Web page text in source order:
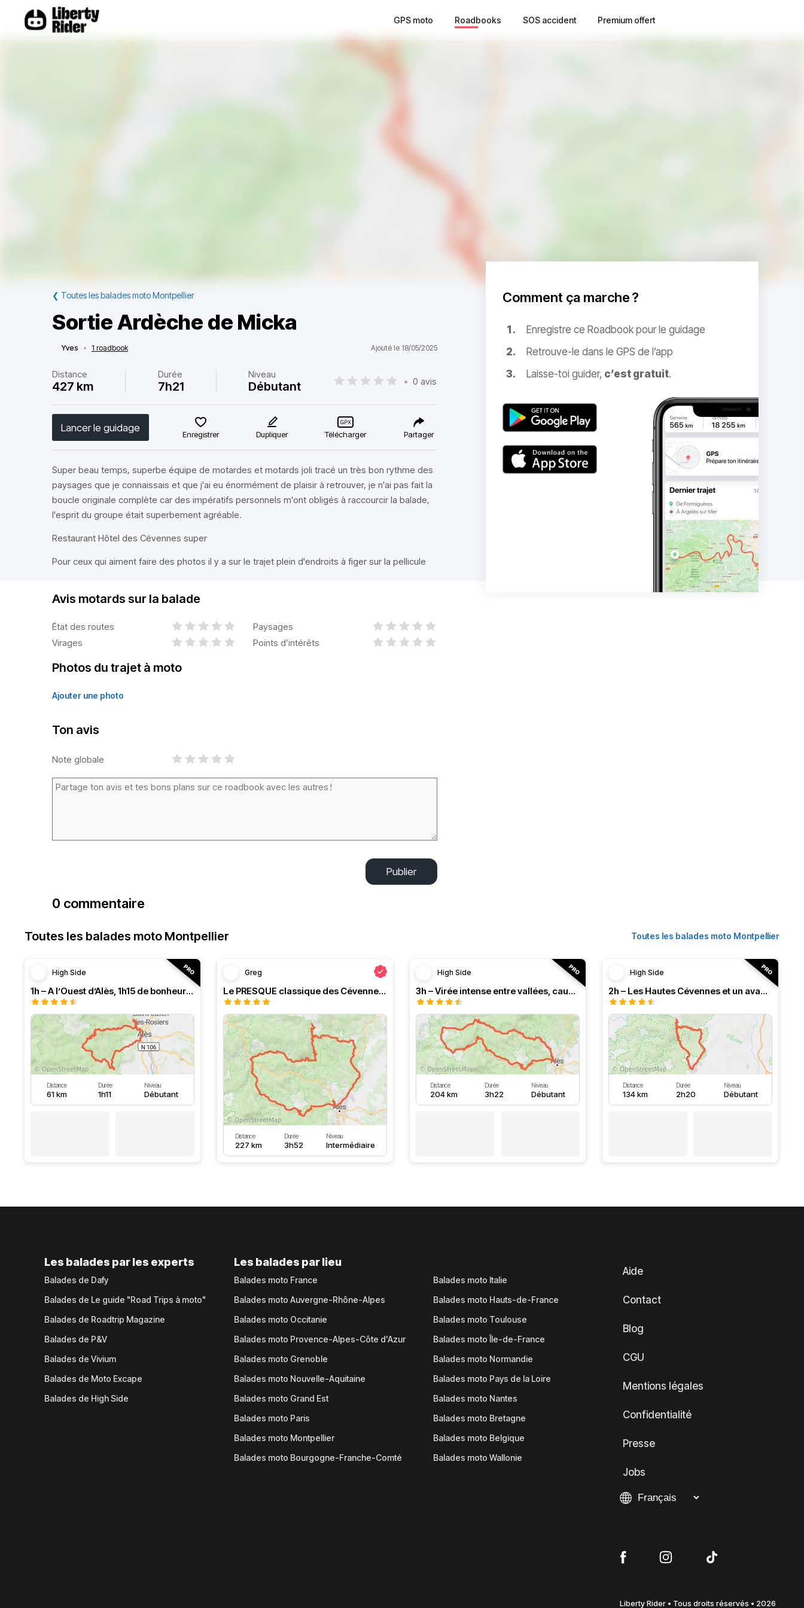
GPS moto Roadbooks SOS accident Premium offert
❮ Toutes les balades moto Montpellier
Sortie Ardèche de Micka
Yves • 1 roadbook Ajouté le 18/05/2025
Distance
427 km
Durée
7h21
Niveau
Débutant • 0 avis
Lancer le guidage
Enregistrer Dupliquer Télécharger Partager
Super beau temps, superbe équipe de motardes et motards joli tracé un très bon rythme des
paysages que je connaissais et que j'ai eu énormément de plaisir à retrouver, je n'ai pas fait la
boucle originale complète car des impératifs personnels m'ont obligés à raccourcir la balade,
l'esprit du groupe était superbement agréable.
Restaurant Hôtel des Cévennes super
Pour ceux qui aiment faire des photos il y a sur le trajet plein d'endroits à figer sur la pellicule
Comment ça marche ?
Enregistre ce Roadbook pour le guidage
Retrouve-le dans le GPS de l’app
Laisse-toi guider, c’est gratuit.
Avis motards sur la balade
État des routes
Paysages
Virages
Points d’intérêts
Photos du trajet à moto
Ajouter une photo
Ton avis
Note globale
Publier
0 commentaire
Toutes les balades moto Montpellier Toutes les balades moto Montpellier
High Side
1h – A l’Ouest d’Alès, 1h15 de bonheur (HSRF23)
Distance
61 km
Durée
1h11
Niveau
Débutant
Greg
Le PRESQUE classique des Cévennes par Greg
Distance
227 km
Durée
3h52
Niveau
Intermédiaire
High Side
3h – Virée intense entre vallées, causses et monts (HSRF24)
Distance
204 km
Durée
3h22
Niveau
Débutant
High Side
2h – Les Hautes Cévennes et un avant-goût d'Ardèche (HSRF24)
Distance
134 km
Durée
2h20
Niveau
Débutant
Les balades par les experts
Balades de Dafy
Balades de Le guide "Road Trips à moto"
Balades de Roadtrip Magazine
Balades de P&V
Balades de Vivium
Balades de Moto Excape
Balades de High Side
Les balades par lieu
Balades moto France
Balades moto Auvergne-Rhône-Alpes
Balades moto Occitanie
Balades moto Provence-Alpes-Côte d'Azur
Balades moto Grenoble
Balades moto Nouvelle-Aquitaine
Balades moto Grand Est
Balades moto Paris
Balades moto Montpellier
Balades moto Bourgogne-Franche-Comté
Balades moto Italie
Balades moto Hauts-de-France
Balades moto Toulouse
Balades moto Île-de-France
Balades moto Normandie
Balades moto Pays de la Loire
Balades moto Nantes
Balades moto Bretagne
Balades moto Belgique
Balades moto Wallonie
Aide
Contact
Blog
CGU
Mentions légales
Confidentialité
Presse
Jobs
Liberty Rider • Tous droits réservés • 2026